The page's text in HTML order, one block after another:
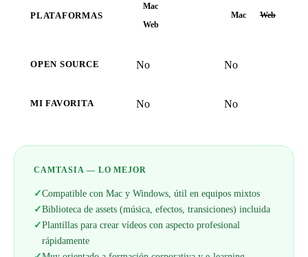
PLATAFORMAS
Mac
Web
Mac Web
OPEN SOURCE No No
MI FAVORITA No No
CAMTASIA — LO MEJOR
✓Compatible con Mac y Windows, útil en equipos mixtos
✓Biblioteca de assets (música, efectos, transiciones) incluida
✓Plantillas para crear vídeos con aspecto profesional
rápidamente